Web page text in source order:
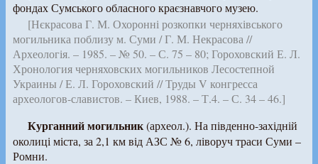
фондах Сумського обласного краєзнавчого музею.
[Нєкрасова Г. М. Охоронні розкопки черняхівського
могильника поблизу м. Суми / Г. М. Некрасова //
Археологія. – 1985. – № 50. – С. 75 – 80; Гороховский Е. Л.
Хронология черняховских могильников Лесостепной
Украины / Е. Л. Гороховский // Труды V конгресса
археологов-славистов. – Киев, 1988. – Т.4. – С. 34 – 46.]
Курганний могильник(археол.). На південно-західній
околиці міста, за 2,1 км від АЗС № 6, ліворуч траси Суми –
Ромни.